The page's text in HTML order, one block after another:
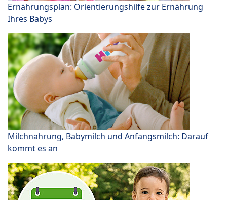
Ernährungsplan: Orientierungshilfe zur Ernährung
Ihres Babys
Milchnahrung, Babymilch und Anfangsmilch: Darauf
kommt es an